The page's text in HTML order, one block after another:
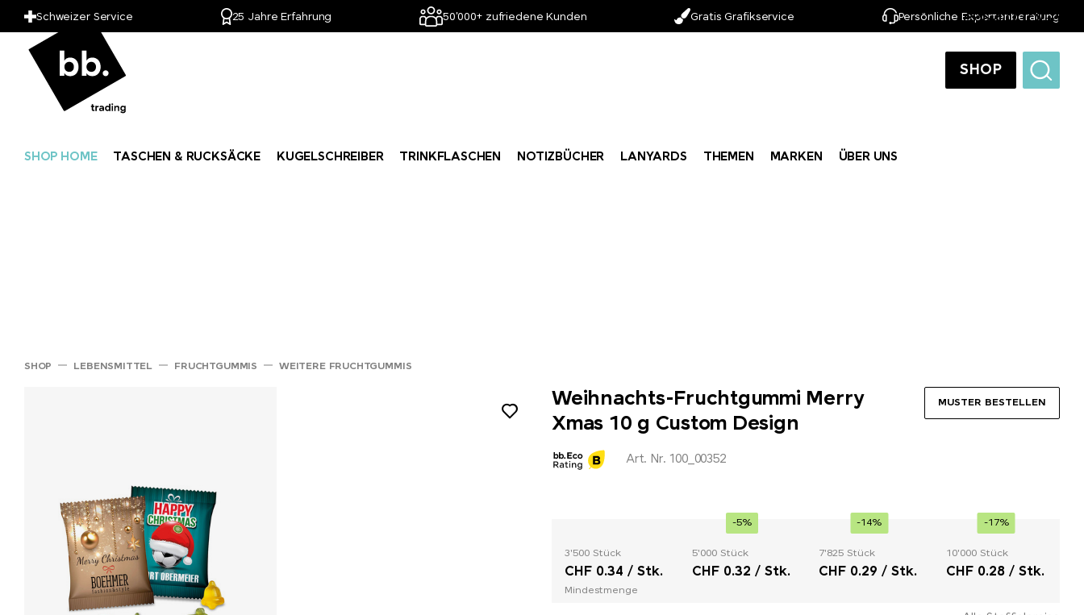
Schweizer Service 25 Jahre Erfahrung 50'000+ zufriedene Kunden Gratis Grafikservice Persönliche Expertenberatung
DE
SHOP
SHOP HOME TASCHEN & RUCKSÄCKE KUGELSCHREIBER TRINKFLASCHEN NOTIZBÜCHER LANYARDS THEMEN MARKEN ÜBER UNS
SHOP LEBENSMITTEL FRUCHTGUMMIS WEITERE FRUCHTGUMMIS
Weihnachts-Fruchtgummi Merry
Xmas 10 g Custom Design
MUSTER BESTELLEN
Art. Nr. 100_00352
3'500 Stück
CHF 0.34 / Stk.
Mindestmenge
-5%
5'000 Stück
CHF 0.32 / Stk.
-14%
7'825 Stück
CHF 0.29 / Stk.
-17%
10'000 Stück
CHF 0.28 / Stk.